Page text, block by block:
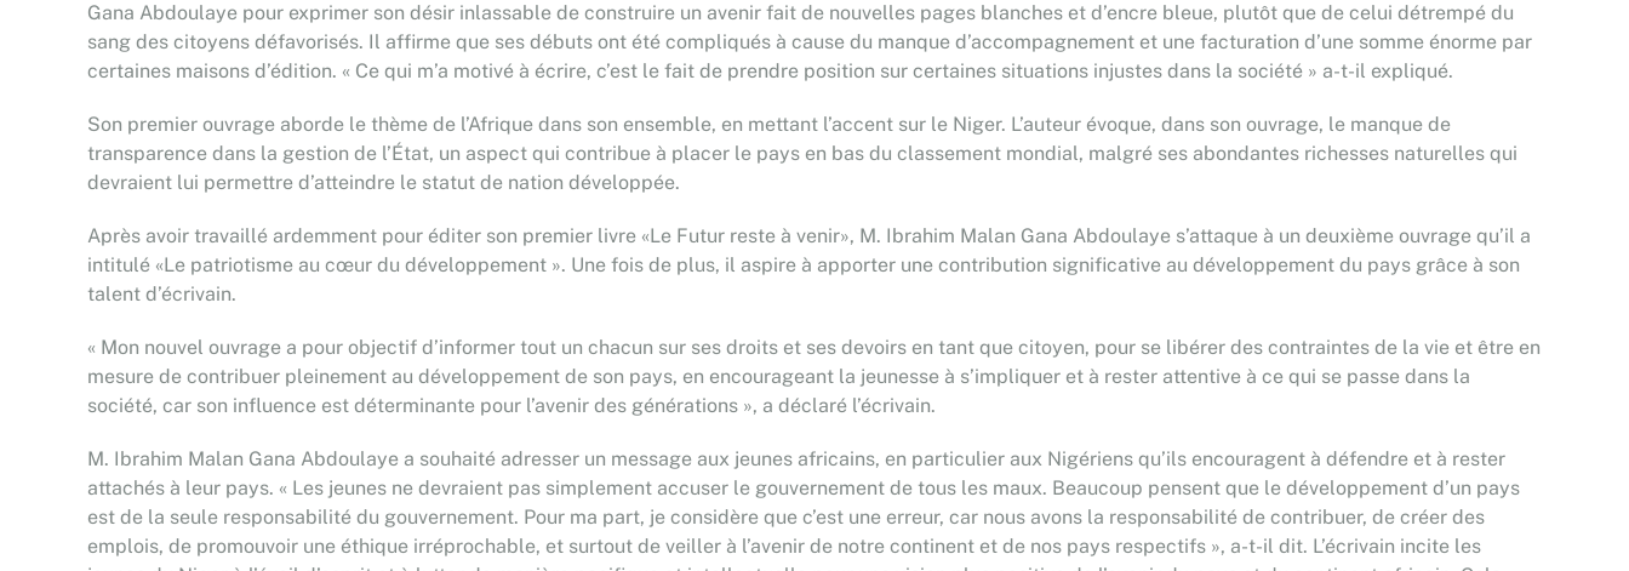
Gana Abdoulaye pour exprimer son désir inlassable de construire un avenir fait de nouvelles pages blanches et d’encre bleue, plutôt que de celui détrempé du
sang des citoyens défavorisés. Il affirme que ses débuts ont été compliqués à cause du manque d’accompagnement et une facturation d’une somme énorme par
certaines maisons d’édition. « Ce qui m’a motivé à écrire, c’est le fait de prendre position sur certaines situations injustes dans la société » a-t-il expliqué.
Son premier ouvrage aborde le thème de l’Afrique dans son ensemble, en mettant l’accent sur le Niger. L’auteur évoque, dans son ouvrage, le manque de
transparence dans la gestion de l’État, un aspect qui contribue à placer le pays en bas du classement mondial, malgré ses abondantes richesses naturelles qui
devraient lui permettre d’atteindre le statut de nation développée.
Après avoir travaillé ardemment pour éditer son premier livre «Le Futur reste à venir», M. Ibrahim Malan Gana Abdoulaye s’attaque à un deuxième ouvrage qu’il a
intitulé «Le patriotisme au cœur du développement ». Une fois de plus, il aspire à apporter une contribution significative au développement du pays grâce à son
talent d’écrivain.
« Mon nouvel ouvrage a pour objectif d’informer tout un chacun sur ses droits et ses devoirs en tant que citoyen, pour se libérer des contraintes de la vie et être en
mesure de contribuer pleinement au développement de son pays, en encourageant la jeunesse à s’impliquer et à rester attentive à ce qui se passe dans la
société, car son influence est déterminante pour l’avenir des générations », a déclaré l’écrivain.
M. Ibrahim Malan Gana Abdoulaye a souhaité adresser un message aux jeunes africains, en particulier aux Nigériens qu’ils encouragent à défendre et à rester
attachés à leur pays. « Les jeunes ne devraient pas simplement accuser le gouvernement de tous les maux. Beaucoup pensent que le développement d’un pays
est de la seule responsabilité du gouvernement. Pour ma part, je considère que c’est une erreur, car nous avons la responsabilité de contribuer, de créer des
emplois, de promouvoir une éthique irréprochable, et surtout de veiller à l’avenir de notre continent et de nos pays respectifs », a-t-il dit. L’écrivain incite les